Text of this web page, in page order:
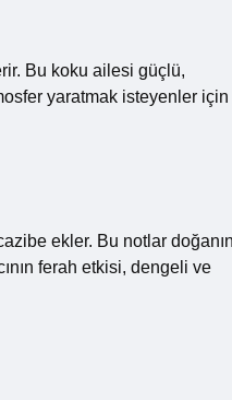
Bu koku ailesi güçlü,
yaratmak isteyenler için
ekler. Bu notlar
ferah etkisi, dengeli ve